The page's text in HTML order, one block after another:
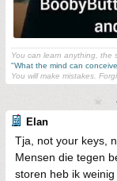
You can learn anything, the
"What the mind can
You will make mistakes.
Elan
Tja, not your keys,
Mensen die tegen
storen heb ik weinig